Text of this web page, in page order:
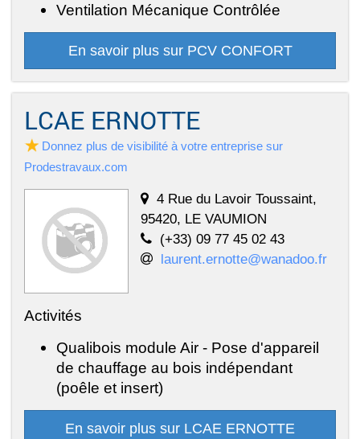
Ventilation Mécanique Contrôlée
En savoir plus sur PCV CONFORT
LCAE ERNOTTE
Donnez plus de visibilité à votre entreprise sur
Prodestravaux.com
4 Rue du Lavoir Toussaint,
95420, LE VAUMION
(+33) 09 77 45 02 43
laurent.ernotte@wanadoo.fr
Activités
Qualibois module Air - Pose d'appareil
de chauffage au bois indépendant
(poêle et insert)
En savoir plus sur LCAE ERNOTTE